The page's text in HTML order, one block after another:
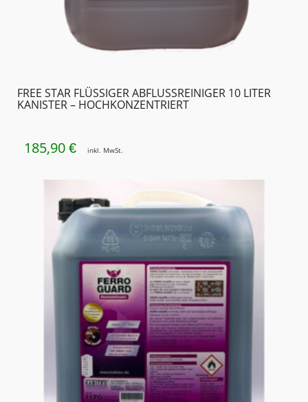
FREE STAR FLÜSSIGER ABFLUSSREINIGER 10 LITER
KANISTER – HOCHKONZENTRIERT
185,90 € inkl. MwSt.